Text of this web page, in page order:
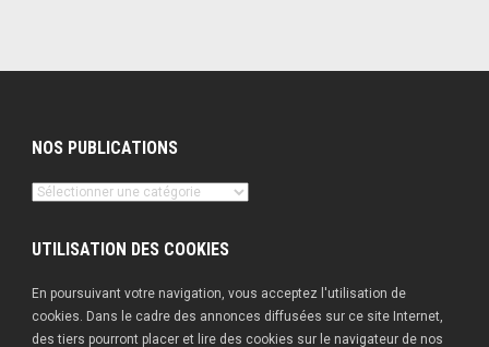
NOS PUBLICATIONS
Nos
UTILISATION DES COOKIES
En poursuivant votre navigation, vous acceptez l'utilisation de
cookies. Dans le cadre des annonces diffusées sur ce site Internet,
des tiers pourront placer et lire des cookies sur le navigateur de nos